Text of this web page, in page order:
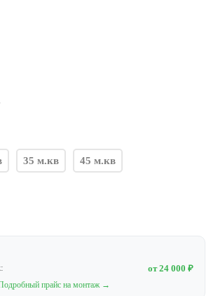
35 м.кв 45 м.кв
от 24 000 ₽
прайс на монтаж →